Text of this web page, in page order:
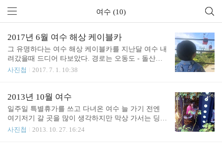
여수 (10)
2017년 6월 여수 해상 케이블카
그 유명하다는 여수 해상 케이블카를 지난달 여수 내
려갔을때 드디어 타보았다. 경로는 오동도 - 돌산공
원 왕복이고 출발지는 어디로 해도 무방하다. 개인적
는 아무 생각없이 오동도로 가서 표를 끊어버렸다
는..;; 표끊고 줄서서 기다리는 중 케이블카는 일반/크
리스탈 케빈 두종류가 있는데 일반은 말 그대로 일반
케이블카에 사람을 7~8명씩 태우고 크리스탈은 바닥
이 투명한 유리로 된 케이블카에 사람을 3~4명씩 태
사진첩 2017. 7. 1. 10:38
2013년 10월 여수
일주일 특별휴가를 쓰고 다녀온 여수 늘 가기 전엔
여기저기 갈 곳을 많이 생각하지만 막상 가서는 딩굴
대고만 온다는.. ㅎㅎㅎ ▼ 거의 4년만에 갔던 언덕에
사진첩 2013. 10. 27. 16:24